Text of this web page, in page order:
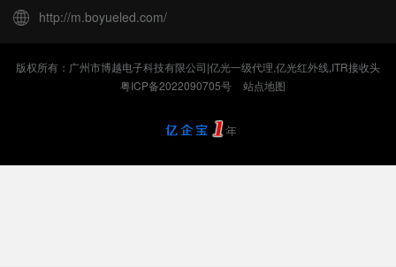
http://m.boyueled.com/
版权所有：广州市博越电子科技有限公司|亿光一级代理,亿光红外线,ITR接收头
粤ICP备2022090705号
站点地图